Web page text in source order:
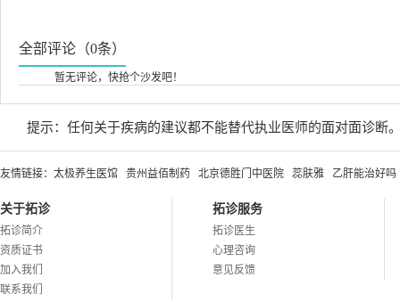
全部评论（0条）
暂无评论，快抢个沙发吧！
提示：任何关于疾病的建议都不能替代执业医师的面对面诊断
友情链接： 太极养生医馆 贵州益佰制药 北京德胜门中医院 蕊肤雅 乙肝能治好吗
关于拓诊
拓诊简介
资质证书
加入我们
联系我们
拓诊服务
拓诊医生
心理咨询
意见反馈